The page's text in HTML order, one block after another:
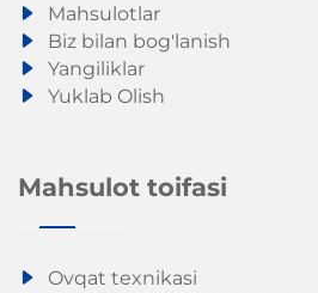
Mahsulotlar
Biz bilan bog'lanish
Yangiliklar
Yuklab Olish
Mahsulot toifasi
Ovqat texnikasi